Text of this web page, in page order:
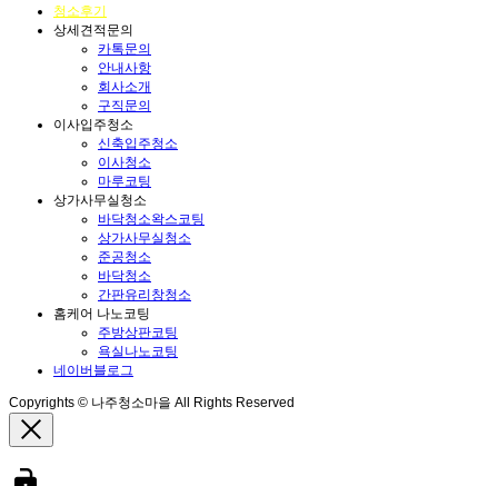
청소후기
상세견적문의
카톡문의
안내사항
회사소개
구직문의
이사입주청소
신축입주청소
이사청소
마루코팅
상가사무실청소
바닥청소왁스코팅
상가사무실청소
준공청소
바닥청소
간판유리창청소
홈케어 나노코팅
주방상판코팅
욕실나노코팅
네이버블로그
Copyrights © 나주청소마을 All Rights Reserved